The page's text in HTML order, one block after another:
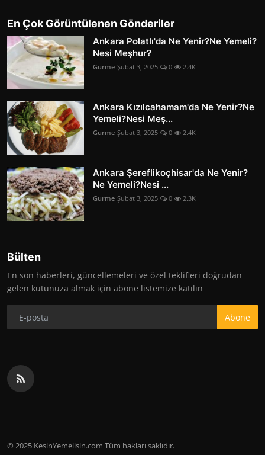
En Çok Görüntülenen Gönderiler
Ankara Polatlı'da Ne Yenir?Ne Yemeli?
Nesi Meşhur?
Gurme Şubat 3, 2025 0 2.4K
Ankara Kızılcahamam'da Ne Yenir?Ne
Yemeli?Nesi Meş...
Gurme Şubat 3, 2025 0 2.4K
Ankara Şereflikoçhisar'da Ne Yenir?
Ne Yemeli?Nesi ...
Gurme Şubat 3, 2025 0 2.3K
Bülten
En son haberleri, güncellemeleri ve özel teklifleri doğrudan
gelen kutunuza almak için abone listemize katılın
Abone
© 2025 KesinYemelisin.com Tüm hakları saklıdır.